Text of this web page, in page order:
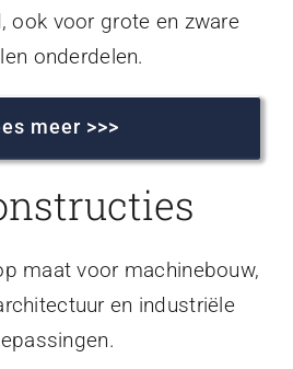
ook voor grote en zware
onderdelen.
meer >>>
maat voor machinebouw,
en industriële